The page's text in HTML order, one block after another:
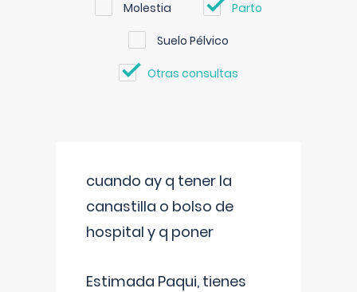
Molestia Parto
Suelo Pélvico
Otras consultas
cuando ay q tener la
canastilla o bolso de
hospital y q poner
Estimada Paqui, tienes